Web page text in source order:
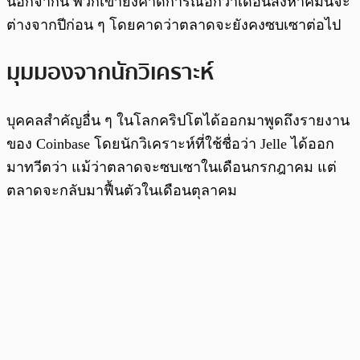
ต่างจากปีก่อน ๆ โดยคาดว่าตลาดจะยังคงซบเซาต่อไป
มุมมองจากนักวิเคราะห์
บุคคลสำคัญอื่น ๆ ในโลกคริปโตได้ออกมาพูดถึงรายงาน
ของ Coinbase โดยนักวิเคราะห์ที่ใช้ชื่อว่า Jelle ได้ออก
มาทวีตว่า แม้ว่าตลาดจะซบเซาในเดือนกรกฎาคม แต่
ตลาดจะกลับมาฟื้นตัวในเดือนตุลาคม